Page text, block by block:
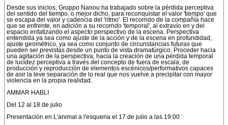
Desde sus inicios, Gruppo Nanou ha trabajado sobre la pérdida perceptiva
del sentido del tiempo, o mejor dicho, para reconquistar el valor 'tiempo' que
se escapa del valor y cadencia del 'ritmo'. El recorrido de la compañía hace
que se enfrente, en adición a su recorrido 'temporal', al extravío en y del
espacio enfatizando el aspecto perspectivo de la escena. Perspectiva
entendida ya sea como ajuste de la acción y de la escena en profundidad,
ajuste geométrico, ya sea como conjunto de circunstancias futuras que
pueden ser previstas desde un punto de vista dramatúrgico. Proceder hacia
una agitación de la perspectiva, hacia la creación de una pérdida temporal
de lucidez perceptiva a través del concepto de fuera de escala, de
producción y reproducción de elementos escénicos/performativos capaces
de asir la leve separación de lo real que nos vuelve a precipitar con mayor
violencia en la propia realidad.
AMMAR HABLI
Del 12 al 18 de julio
Presentación en L'animal a l'esquena el 17 de julio a las 19:00